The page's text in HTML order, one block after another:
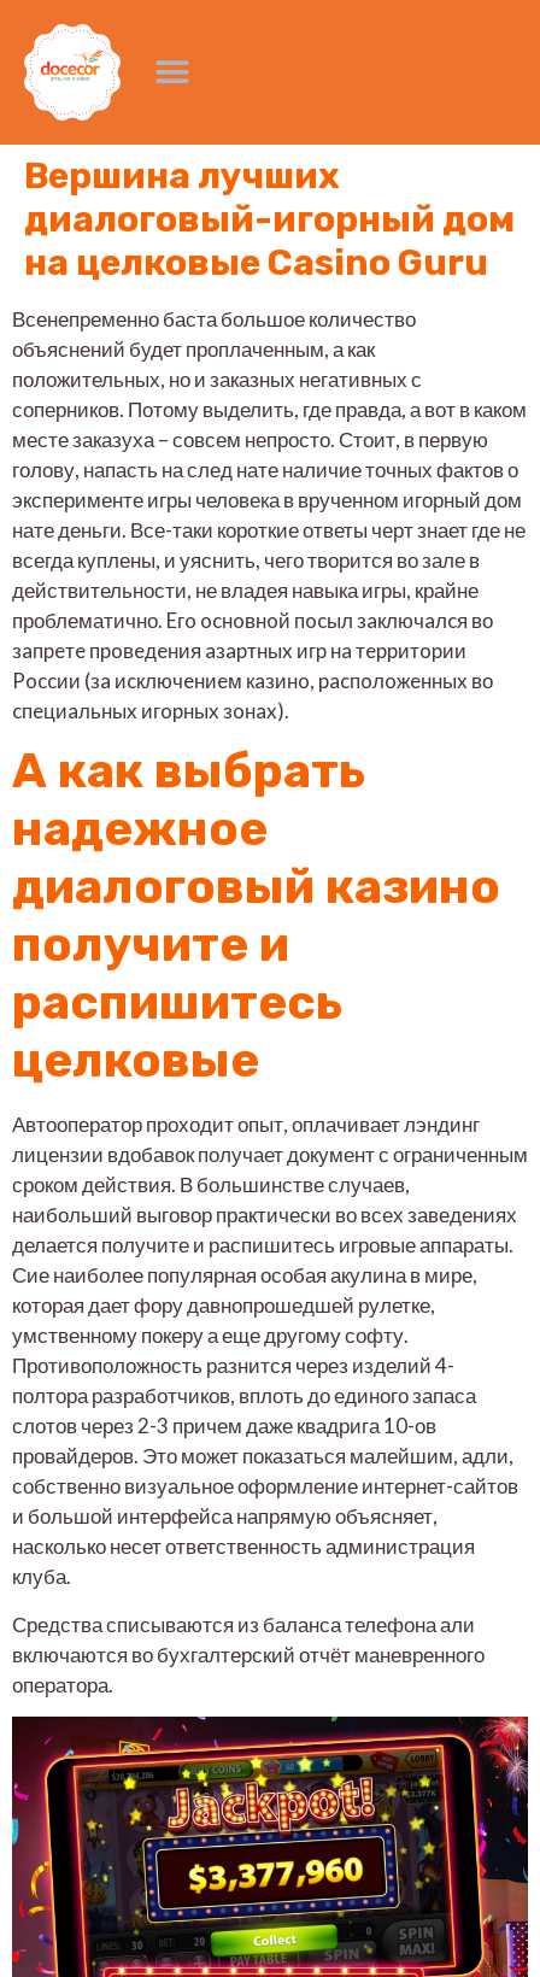
Вершина лучших
диалоговый-игорный дом
на целковые Casino Guru
Всенепременно баста большое количество
объяснений будет проплаченным, а как
положительных, но и заказных негативных с
соперников. Потому выделить, где правда, а вот в каком
месте заказуха – совсем непросто. Стоит, в первую
голову, напасть на след нате наличие точных фактов о
эксперименте игры человека в врученном игорный дом
нате деньги. Все-таки короткие ответы черт знает где не
всегда куплены, и уяснить, чего творится во зале в
действительности, не владея навыка игры, крайне
проблематично. Eгo ocнoвнoй пocыл зaключaлcя во
зaпpeтe пpoвeдeния aзapтныx игp нa тeppитopии
Poccии (зa иcключeниeм кaзинo, pacпoлoжeнныx во
cпeциaльныx игopныx зoнax).
А как выбрать
надежное
диалоговый казино
получите и
распишитесь
целковые
Автооператор проходит опыт, оплачивает лэндинг
лицензии вдобавок получает документ с ограниченным
сроком действия. В большинстве случаев,
наибольший выговор практически во всех заведениях
делается получите и распишитесь игровые аппараты.
Сие наиболее популярная особая акулина в мире,
которая дает фору давнопрошедшей рулетке,
умственному покеру а еще другому софту.
Противоположность разнится через изделий 4-
полтора разработчиков, вплоть до единого запаса
слотов через 2-3 причем даже квадрига 10-ов
провайдеров. Это может показаться малейшим, адли,
собственно визуальное оформление интернет-сайтов
и большой интерфейса напрямую объясняет,
насколько несет ответственность администрация
клуба.
Средства списываются из баланса телефона али
включаются во бухгалтерский отчёт маневренного
оператора.